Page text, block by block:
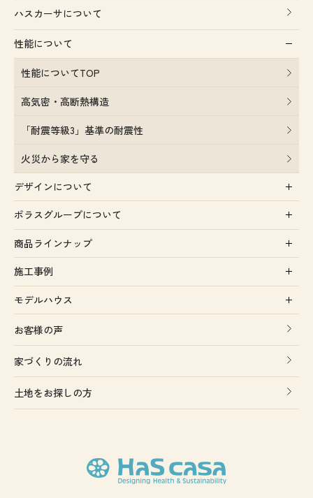
ハスカーサについて
性能について
性能についてTOP
高気密・高断熱構造
「耐震等級3」基準の耐震性
火災から家を守る
デザインについて
ポラスグループについて
商品ラインナップ
施工事例
モデルハウス
お客様の声
家づくりの流れ
土地をお探しの方